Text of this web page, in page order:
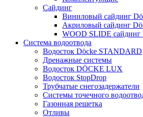
Сайдинг
Виниловый сайдинг
Акриловый сайдинг
WOOD SLIDE сайдинг
Система водоотвода
Водосток Döcke STANDARD
Дренажные системы
Водосток DÖCKE LUX
Водосток StopDrop
Трубчатые снегозадержатели
Системы точечного
Газонная решетка
Отливы